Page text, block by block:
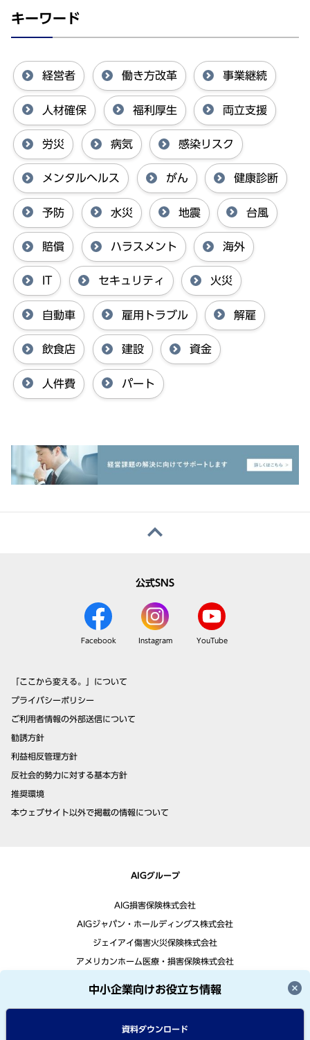
キーワード
経営者 働き方改革 事業継続
人材確保 福利厚生 両立支援
労災 病気 感染リスク
メンタルヘルス がん 健康診断
予防 水災 地震 台風
賠償 ハラスメント 海外
IT セキュリティ 火災
自動車 雇用トラブル 解雇
飲食店 建設 資金
人件費 パート
中小企業向けお役立ち情報
資料ダウンロード
公式SNS
Facebook Instagram YouTube
「ここから変える。」について
プライバシーポリシー
ご利用者情報の外部送信について
勧誘方針
利益相反管理方針
反社会的勢力に対する基本方針
推奨環境
本ウェブサイト以外で掲載の情報について
AIGグループ
AIG損害保険株式会社
AIGジャパン・ホールディングス株式会社
ジェイアイ傷害火災保険株式会社
アメリカンホーム医療・損害保険株式会社